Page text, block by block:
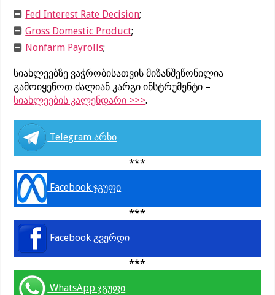
Fed Interest Rate Decision;
Gross Domestic Product;
Nonfarm Payrolls;
სიახლეებზე ვაჭრობისათვის მიზანშეწონილია
გამოიყენოთ ძალიან კარგი ინსტრუმენტი –
სიახლეების კალენდარი >>>.
Telegram არხი
***
Facebook ჯგუფი
***
Facebook გვერდი
***
WhatsApp ჯგუფი